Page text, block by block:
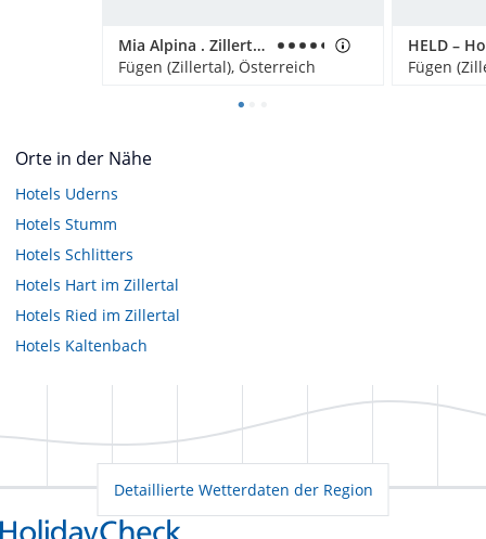
Mia Alpina . Zillertal Family Retreat
Fügen (Zillertal), Österreich
HELD –
Fügen
Orte in der Nähe
Hotels Uderns
Hotels Stumm
Hotels Schlitters
Hotels Hart im Zillertal
Hotels Ried im Zillertal
Hotels Kaltenbach
Detaillierte Wetterdaten der Region